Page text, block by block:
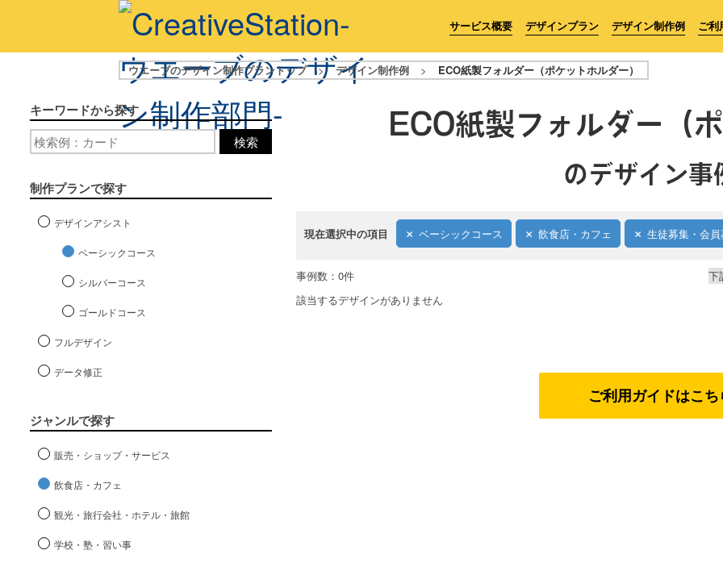
サービス概要 デザインプラン デザイン制作例 ご利
ウエーブのデザイン制作プラントップ > デザイン制作例 > ECO紙製フォルダー（ポケットホルダー）
ECO紙製フォルダー（
のデザイン事
現在選択中の項目 ベーシックコース 飲食店・カフェ 生徒募集・会
キーワードから探す
検索
制作プランで探す
デザインアシスト
ベーシックコース
シルバーコース
ゴールドコース
フルデザイン
データ修正
ジャンルで探す
販売・ショップ・サービス
飲食店・カフェ
観光・旅行会社・ホテル・旅館
学校・塾・習い事
事例数：0件
下
該当するデザインがありません
ご利用ガイドはこ